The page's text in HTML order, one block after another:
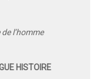
de l’homme
HISTOIRE